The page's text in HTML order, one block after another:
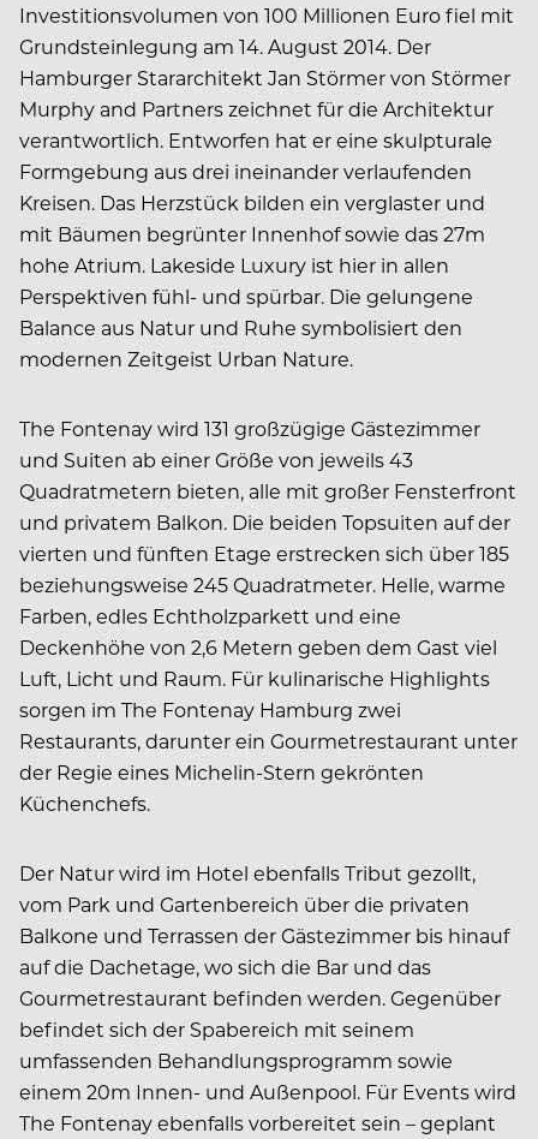
Investitionsvolumen von 100 Millionen Euro fiel mit
Grundsteinlegung am 14. August 2014. Der
Hamburger Stararchitekt Jan Störmer von Störmer
Murphy and Partners zeichnet für die Architektur
verantwortlich. Entworfen hat er eine skulpturale
Formgebung aus drei ineinander verlaufenden
Kreisen. Das Herzstück bilden ein verglaster und
mit Bäumen begrünter Innenhof sowie das 27m
hohe Atrium. Lakeside Luxury ist hier in allen
Perspektiven fühl- und spürbar. Die gelungene
Balance aus Natur und Ruhe symbolisiert den
modernen Zeitgeist Urban Nature.
The Fontenay wird 131 großzügige Gästezimmer
und Suiten ab einer Größe von jeweils 43
Quadratmetern bieten, alle mit großer Fensterfront
und privatem Balkon. Die beiden Topsuiten auf der
vierten und fünften Etage erstrecken sich über 185
beziehungsweise 245 Quadratmeter. Helle, warme
Farben, edles Echtholzparkett und eine
Deckenhöhe von 2,6 Metern geben dem Gast viel
Luft, Licht und Raum. Für kulinarische Highlights
sorgen im The Fontenay Hamburg zwei
Restaurants, darunter ein Gourmetrestaurant unter
der Regie eines Michelin-Stern gekrönten
Küchenchefs.
Der Natur wird im Hotel ebenfalls Tribut gezollt,
vom Park und Gartenbereich über die privaten
Balkone und Terrassen der Gästezimmer bis hinauf
auf die Dachetage, wo sich die Bar und das
Gourmetrestaurant befinden werden. Gegenüber
befindet sich der Spabereich mit seinem
umfassenden Behandlungsprogramm sowie
einem 20m Innen- und Außenpool. Für Events wird
The Fontenay ebenfalls vorbereitet sein – geplant